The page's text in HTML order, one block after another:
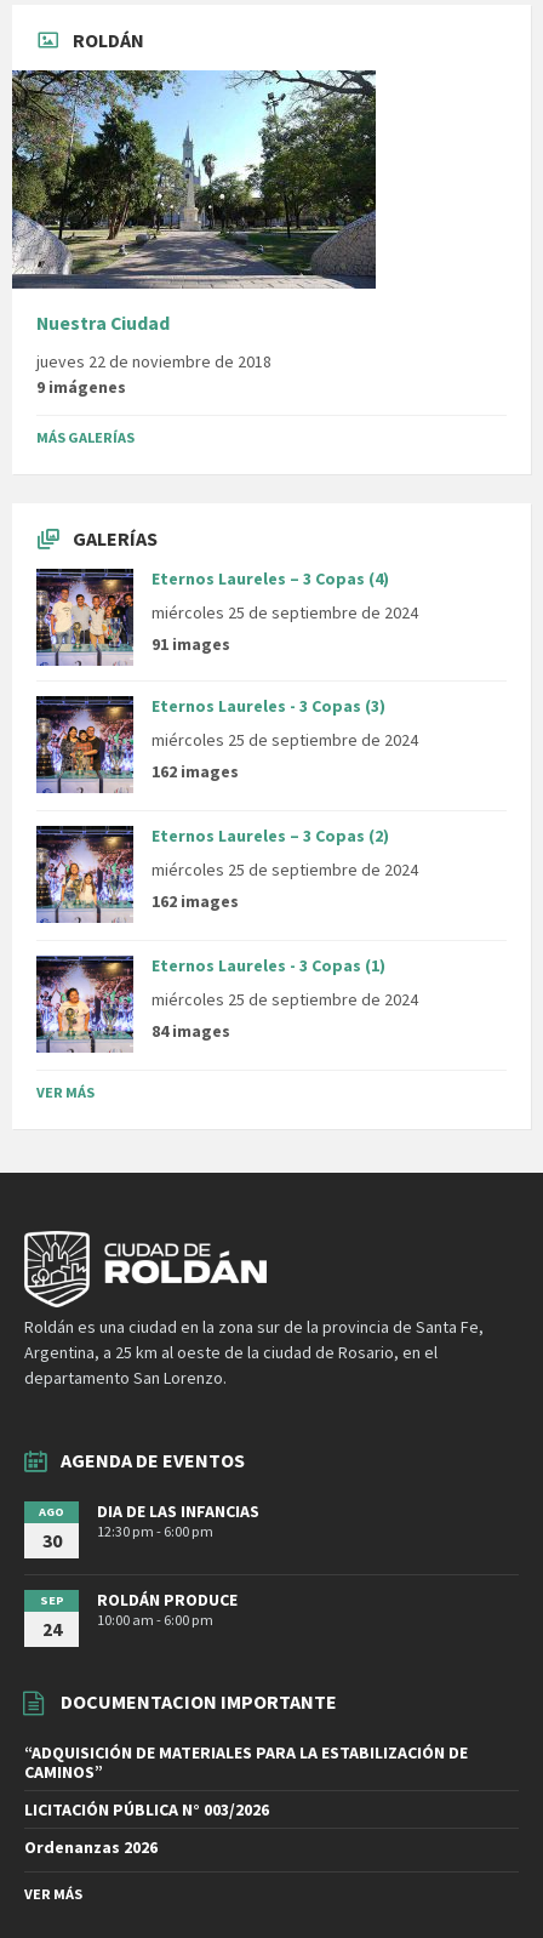
ROLDÁN
Nuestra Ciudad
jueves 22 de noviembre de 2018
9 imágenes
MÁS GALERÍAS
GALERÍAS
Eternos Laureles – 3 Copas (4)
miércoles 25 de septiembre de 2024
91 images
Eternos Laureles - 3 Copas (3)
miércoles 25 de septiembre de 2024
162 images
Eternos Laureles – 3 Copas (2)
miércoles 25 de septiembre de 2024
162 images
Eternos Laureles - 3 Copas (1)
miércoles 25 de septiembre de 2024
84 images
VER MÁS
Roldán es una ciudad en la zona sur de la provincia de Santa Fe,
Argentina, a 25 km al oeste de la ciudad de Rosario, en el
departamento San Lorenzo.
AGENDA DE EVENTOS
AGO
30
DIA DE LAS INFANCIAS
12:30 pm - 6:00 pm
SEP
24
ROLDÁN PRODUCE
10:00 am - 6:00 pm
DOCUMENTACION IMPORTANTE
“ADQUISICIÓN DE MATERIALES PARA LA ESTABILIZACIÓN DE
CAMINOS”
LICITACIÓN PÚBLICA N° 003/2026
Ordenanzas 2026
VER MÁS